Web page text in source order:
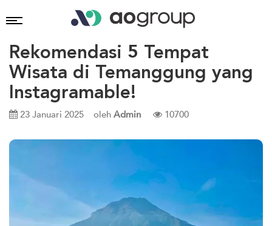
Rekomendasi 5 Tempat
Wisata di Temanggung yang
Instagramable!
23 Januari 2025 oleh Admin 10700